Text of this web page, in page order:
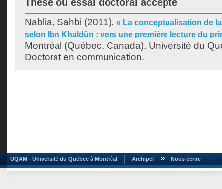
Thèse ou essai doctoral accepté
Nablia, Sahbi (2011). « La conceptualisation de
selon Ibn Khaldûn : vers une première lecture du
Montréal (Québec, Canada), Université du
Doctorat en communication.
UQAM - Université du Québec à Montréal Archipel Nous écrire